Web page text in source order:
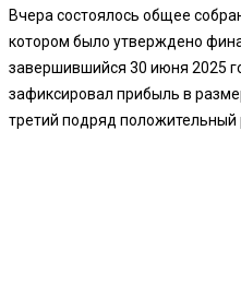
Вчера состоялось общее
котором было утверждено
завершившийся 30 июня 2025
зафиксировал прибыль в
третий подряд положительный